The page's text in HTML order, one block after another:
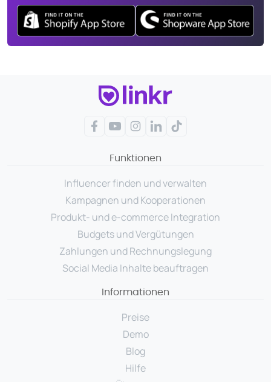
Facebook
YouTubeInstagram
LinkedInTikTok
Funktionen
Influencer finden und verwalten
Kampagnen und Kooperationen
Produkt- und e-commerce Integration
Budgets und Vergütungen
Zahlungen und Rechnungslegung
Social Media Inhalte beauftragen
Informationen
Preise
Demo
Blog
Hilfe